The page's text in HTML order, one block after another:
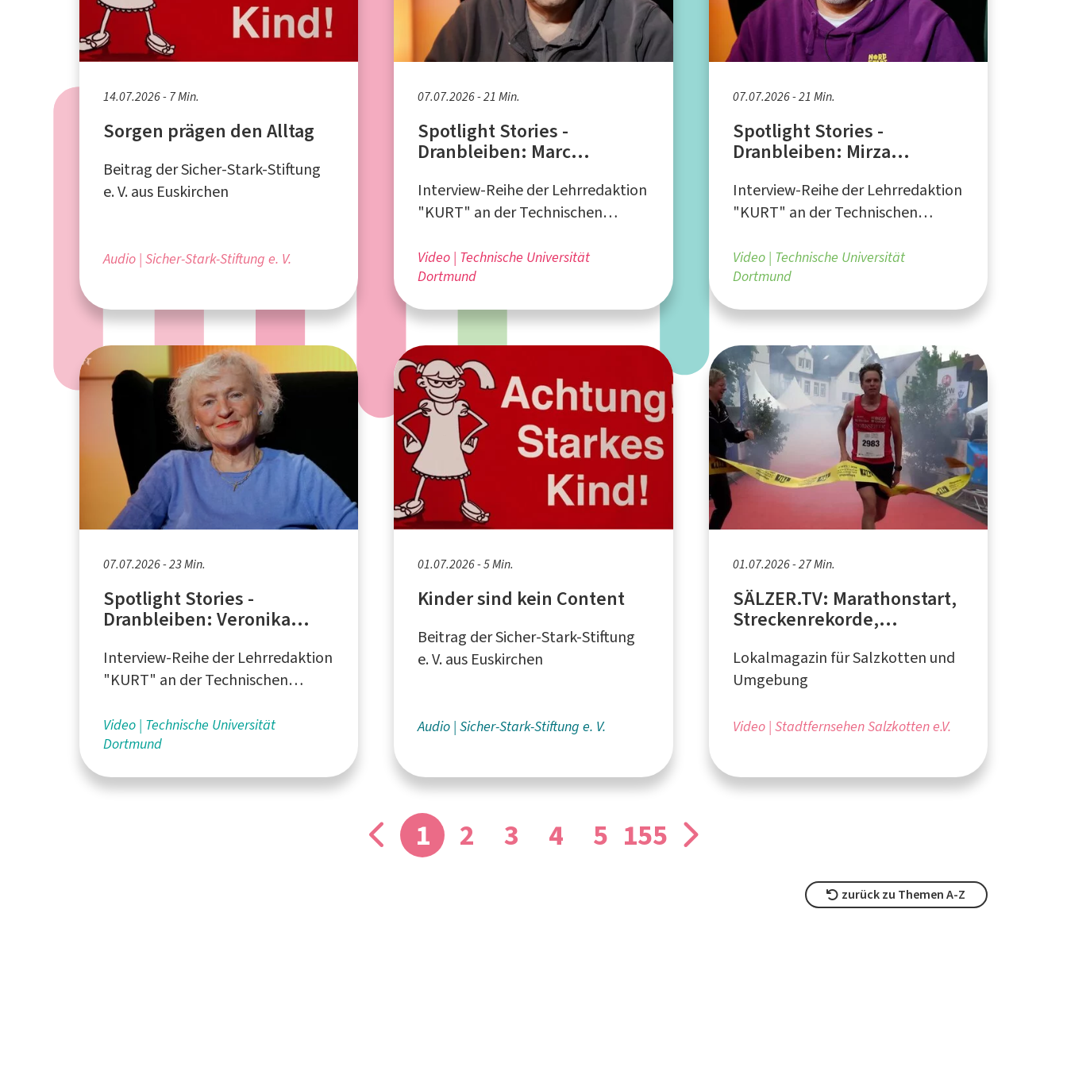
14.07.2026 - 7 Min.
Sorgen prägen den Alltag
Beitrag der Sicher-Stark-Stiftung
e. V. aus Euskirchen
Audio Sicher-Stark-Stiftung e. V.
07.07.2026 - 21 Min.
Spotlight Stories -
Dranbleiben: Marc
Interview-Reihe der Lehrredaktion
"KURT" an der Technischen
Video Technische Universität
Dortmund
07.07.2026 - 21 Min.
Spotlight Stories -
Dranbleiben: Mirza
Interview-Reihe der Lehrredaktion
"KURT" an der Technischen
Video Technische Universität
Dortmund
07.07.2026 - 23 Min.
Spotlight Stories -
Dranbleiben: Veronika
Interview-Reihe der Lehrredaktion
"KURT" an der Technischen
Video Technische Universität
Dortmund
01.07.2026 - 5 Min.
Kinder sind kein Content
Beitrag der Sicher-Stark-Stiftung
e. V. aus Euskirchen
Audio Sicher-Stark-Stiftung e. V.
01.07.2026 - 27 Min.
SÄLZER.TV: Marathonstart,
Streckenrekorde,
Lokalmagazin für Salzkotten und
Umgebung
Video Stadtfernsehen Salzkotten e.V.
1 2 3 4 5 155
zurück zu Themen A-Z